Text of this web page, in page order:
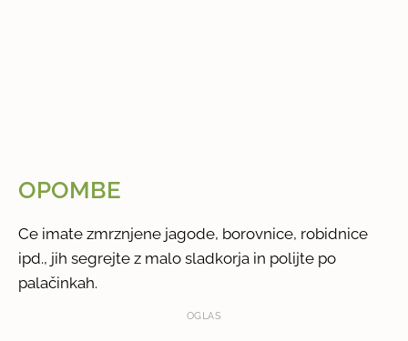
OPOMBE
Ce imate zmrznjene jagode, borovnice, robidnice
ipd., jih segrejte z malo sladkorja in polijte po
palačinkah.
OGLAS